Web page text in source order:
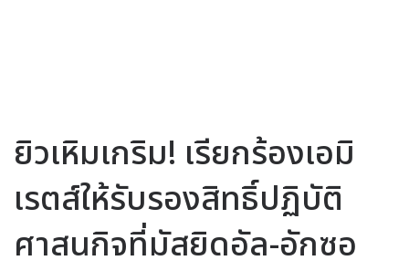
ยิวเหิมเกริม! เรียกร้องเอมิ
เรตส์ให้รับรองสิทธิ์ปฏิบัติ
ศาสนกิจที่มัสยิดอัล-อักซอ